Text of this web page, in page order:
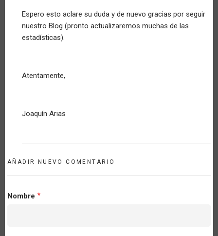
Espero esto aclare su duda y de nuevo gracias por seguir
nuestro Blog (pronto actualizaremos muchas de las
estadísticas).
Atentamente,
Joaquín Arias
AÑADIR NUEVO COMENTARIO
Nombre